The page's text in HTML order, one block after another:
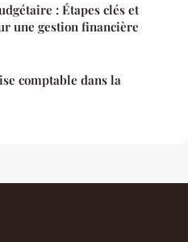
: Étapes clés et
une gestion financière
comptable dans la